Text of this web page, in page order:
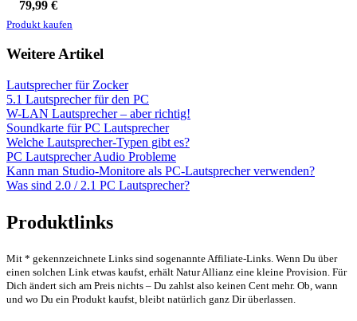
79,99 €
Produkt kaufen
Weitere Artikel
Lautsprecher für Zocker
5.1 Lautsprecher für den PC
W-LAN Lautsprecher – aber richtig!
Soundkarte für PC Lautsprecher
Welche Lautsprecher-Typen gibt es?
PC Lautsprecher Audio Probleme
Kann man Studio-Monitore als PC-Lautsprecher verwenden?
Was sind 2.0 / 2.1 PC Lautsprecher?
Produktlinks
Mit * gekennzeichnete Links sind sogenannte Affiliate-Links. Wenn Du über
einen solchen Link etwas kaufst, erhält Natur Allianz eine kleine Provision. Für
Dich ändert sich am Preis nichts – Du zahlst also keinen Cent mehr. Ob, wann
und wo Du ein Produkt kaufst, bleibt natürlich ganz Dir überlassen.